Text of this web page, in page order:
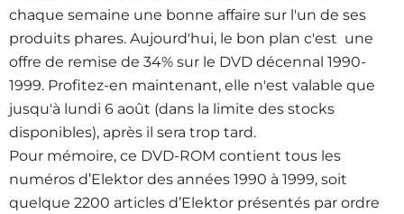
chaque semaine une bonne affaire sur l'un de ses
produits phares. Aujourd'hui, le bon plan c'est une
offre de remise de 34% sur le DVD décennal 1990-
1999. Profitez-en maintenant, elle n'est valable que
jusqu'à lundi 6 août (dans la limite des stocks
disponibles), après il sera trop tard.
Pour mémoire, ce DVD-ROM contient tous les
numéros d’Elektor des années 1990 à 1999, soit
quelque 2200 articles d’Elektor présentés par ordre